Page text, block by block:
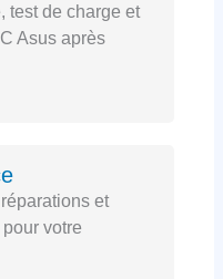
test de charge et
Asus après
et
votre